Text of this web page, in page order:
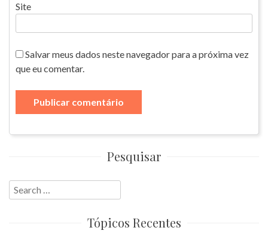
Site
Salvar meus dados neste navegador para a próxima vez
que eu comentar.
Pesquisar
Search
for:
Tópicos Recentes